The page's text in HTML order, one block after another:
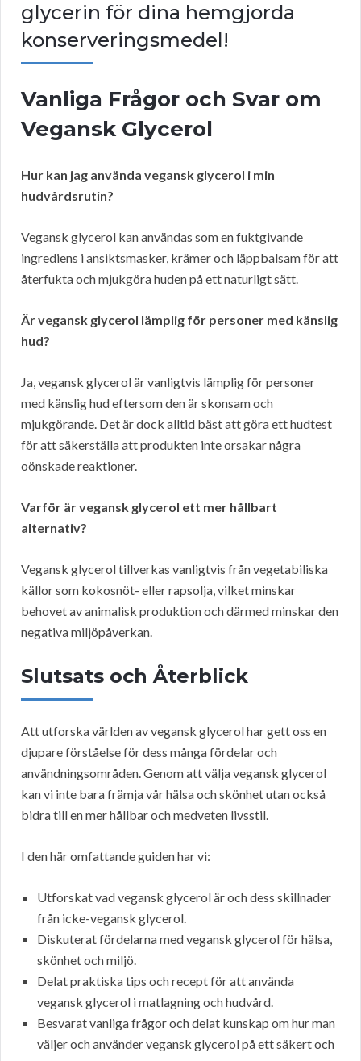
glycerin för dina hemgjorda
konserveringsmedel!
Vanliga Frågor och Svar om
Vegansk Glycerol
Hur kan jag använda vegansk glycerol i min
hudvårdsrutin?
Vegansk glycerol kan användas som en fuktgivande
ingrediens i ansiktsmasker, krämer och läppbalsam för att
återfukta och mjukgöra huden på ett naturligt sätt.
Är vegansk glycerol lämplig för personer med känslig
hud?
Ja, vegansk glycerol är vanligtvis lämplig för personer
med känslig hud eftersom den är skonsam och
mjukgörande. Det är dock alltid bäst att göra ett hudtest
för att säkerställa att produkten inte orsakar några
oönskade reaktioner.
Varför är vegansk glycerol ett mer hållbart
alternativ?
Vegansk glycerol tillverkas vanligtvis från vegetabiliska
källor som kokosnöt- eller rapsolja, vilket minskar
behovet av animalisk produktion och därmed minskar den
negativa miljöpåverkan.
Slutsats och Återblick
Att utforska världen av vegansk glycerol har gett oss en
djupare förståelse för dess många fördelar och
användningsområden. Genom att välja vegansk glycerol
kan vi inte bara främja vår hälsa och skönhet utan också
bidra till en mer hållbar och medveten livsstil.
I den här omfattande guiden har vi:
Utforskat vad vegansk glycerol är och dess skillnader
från icke-vegansk glycerol.
Diskuterat fördelarna med vegansk glycerol för hälsa,
skönhet och miljö.
Delat praktiska tips och recept för att använda
vegansk glycerol i matlagning och hudvård.
Besvarat vanliga frågor och delat kunskap om hur man
väljer och använder vegansk glycerol på ett säkert och